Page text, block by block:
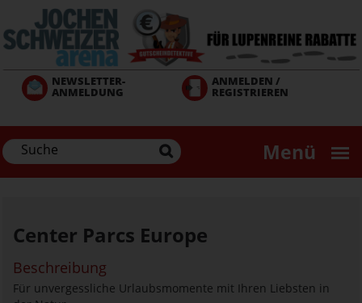
Inhalt
NEWSLETTER-
ANMELDUNG
ANMELDEN /
REGISTRIEREN
Menü
Center Parcs Europe
Beschreibung
Für unvergessliche Urlaubsmomente mit Ihren Liebsten in